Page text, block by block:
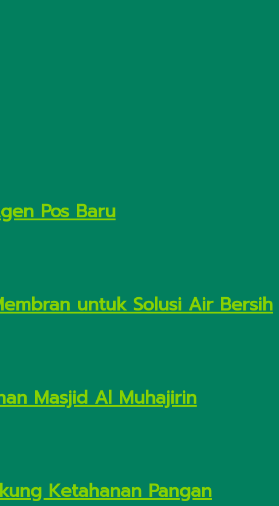
Pos Baru
untuk Solusi Air Bersih
Masjid Al Muhajirin
Ketahanan Pangan